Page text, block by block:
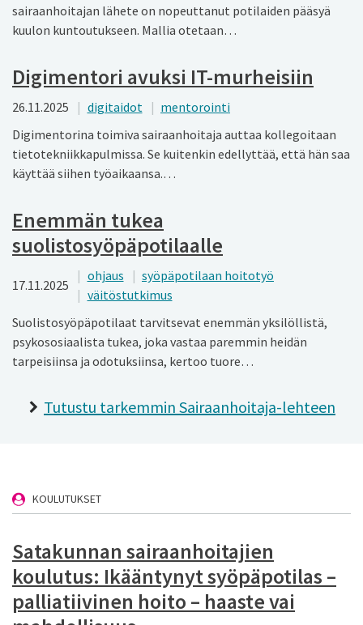
sairaanhoitajan lähete on nopeuttanut potilaiden pääsyä
kuulon kuntoutukseen. Mallia otetaan…
Digimentori avuksi IT-murheisiin
26.11.2025 digitaidot
mentorointi
Digimentorina toimiva sairaanhoitaja auttaa kollegoitaan
tietotekniikka­pulmissa. Se kuitenkin edellyttää, että hän saa
käyttää siihen työaikaansa.…
Enemmän tukea
suolistosyöpäpotilaalle
17.11.2025
ohjaus
syöpäpotilaan hoitotyö
väitöstutkimus
Suolistosyöpäpotilaat tarvitsevat enemmän yksilöllistä,
psykososiaalista tukea, joka vastaa paremmin heidän
tarpeisiinsa ja odotuksiinsa, kertoo tuore…
Tutustu tarkemmin Sairaanhoitaja-lehteen
KOULUTUKSET
Satakunnan sairaanhoitajien
koulutus: Ikääntynyt syöpäpotilas –
palliatiivinen hoito – haaste vai